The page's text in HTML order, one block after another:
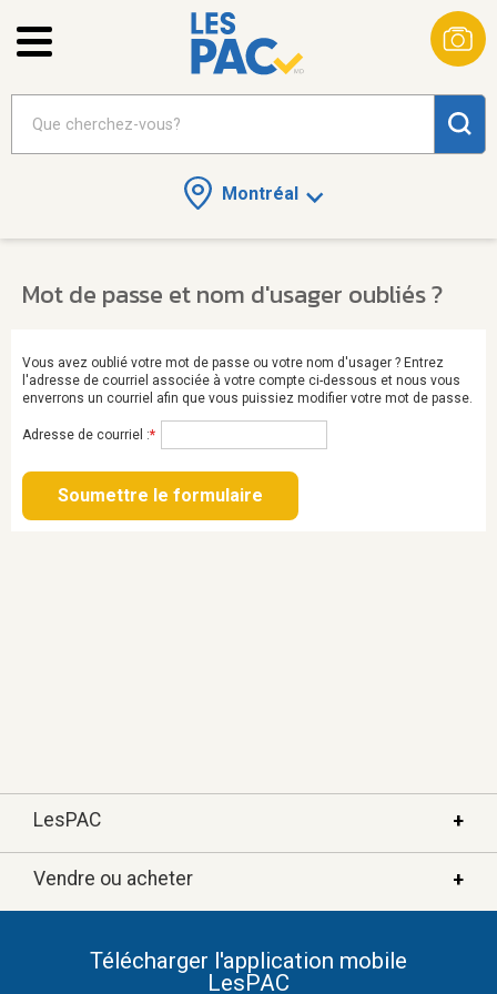
Montréal
Mot de passe et nom d'usager oubliés ?
Vous avez oublié votre mot de passe ou votre nom d'usager ? Entrez
l'adresse de courriel associée à votre compte ci-dessous et nous vous
enverrons un courriel afin que vous puissiez modifier votre mot de passe.
Adresse de courriel :*
Soumettre le formulaire
LesPAC
À propos de LesPAC
Nous joindre
Vendre ou acheter
Télécharger l'application mobile
LesPAC